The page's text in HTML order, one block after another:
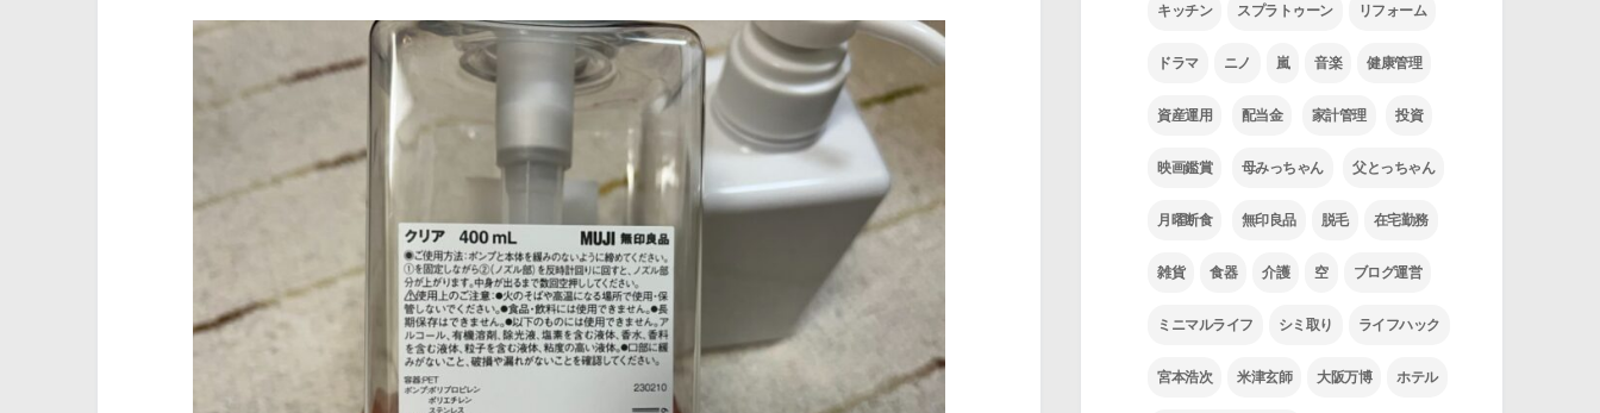
キッチン スプラトゥーン リフォーム
ドラマ ニノ 嵐 音楽 健康管理
資産運用 配当金 家計管理 投資
映画鑑賞 母みっちゃん 父とっちゃん
月曜断食 無印良品 脱毛 在宅勤務
雑貨 食器 介護 空 ブログ運営
ミニマルライフ シミ取り ライフハック
宮本浩次 米津玄師 大阪万博 ホテル